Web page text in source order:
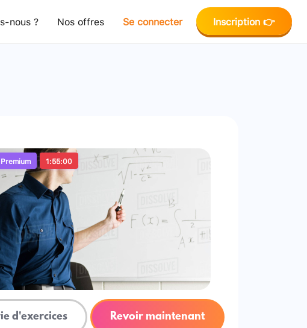
nous ? Nos offres Se connecter Inscription 👉
Premium 1:55:00
d'exercices Revoir maintenant